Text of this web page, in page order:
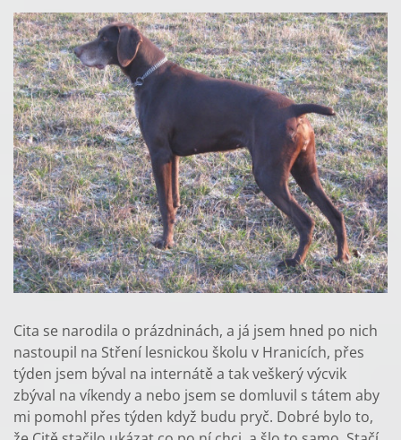
Cita se narodila o prázdninách, a já jsem hned po nich
nastoupil na Stření lesnickou školu v Hranicích, přes
týden jsem býval na internátě a tak veškerý výcvik
zbýval na víkendy a nebo jsem se domluvil s tátem aby
mi pomohl přes týden když budu pryč. Dobré bylo to,